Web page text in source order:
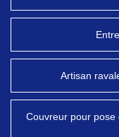
Artisan
Couvreur pour pose